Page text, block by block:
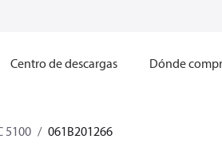
Centro de descargas Dónde
5100 061B201266